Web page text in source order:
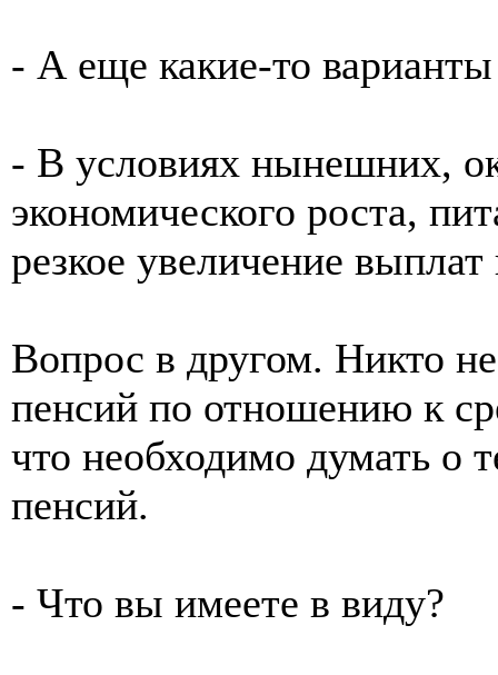
- А еще какие-то
- В условиях нынешних,
экономического роста,
резкое увеличение
Вопрос в другом. Никто
пенсий по отношению к
что необходимо думать о
пенсий.
- Что вы имеете в виду?